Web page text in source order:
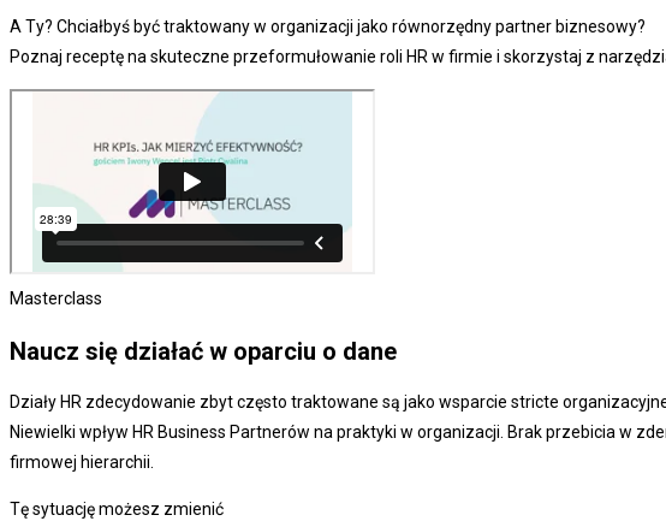
A Ty? Chciałbyś być traktowany w organizacji jako równorzędny partner biznesowy?
Poznaj receptę na skuteczne przeformułowanie roli HR w firmie i skorzystaj z
Masterclass
Naucz się działać w oparciu o dane
Działy HR zdecydowanie zbyt często traktowane są jako wsparcie stricte
Niewielki wpływ HR Business Partnerów na praktyki w organizacji. Brak przebicia w
firmowej hierarchii.
Tę sytuację możesz zmienić